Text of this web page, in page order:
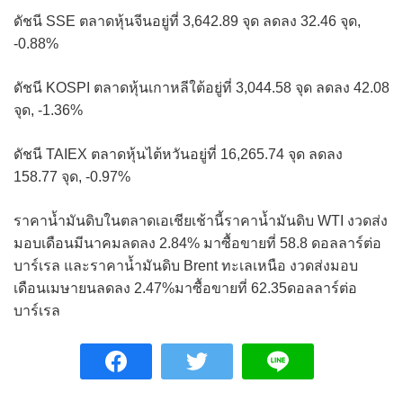
ดัชนี SSE ตลาดหุ้นจีนอยู่ที่ 3,642.89 จุด ลดลง 32.46 จุด,
-0.88%
ดัชนี KOSPI ตลาดหุ้นเกาหลีใต้อยู่ที่ 3,044.58 จุด ลดลง 42.08
จุด, -1.36%
ดัชนี TAIEX ตลาดหุ้นไต้หวันอยู่ที่ 16,265.74 จุด ลดลง
158.77 จุด, -0.97%
ราคาน้ำมันดิบในตลาดเอเชียเช้านี้ราคาน้ำมันดิบ WTI งวดส่ง
มอบเดือนมีนาคมลดลง 2.84% มาซื้อขายที่ 58.8 ดอลลาร์ต่อ
บาร์เรล และราคาน้ำมันดิบ Brent ทะเลเหนือ งวดส่งมอบ
เดือนเมษายนลดลง 2.47%มาซื้อขายที่ 62.35ดอลลาร์ต่อ
บาร์เรล